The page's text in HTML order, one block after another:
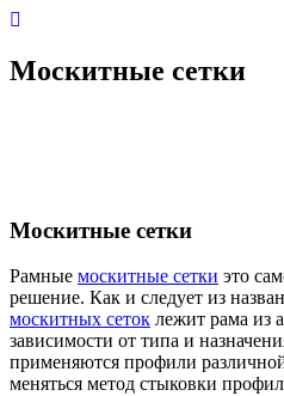
Москитные сетки
Москитные сетки
Рамные москитные сетки это
решение. Как и следует из
москитных сеток лежит рама из
зависимости от типа и
применяются профили
меняться метод стыковки